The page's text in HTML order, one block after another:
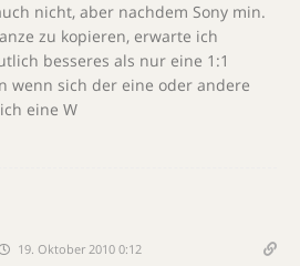
nicht, aber nachdem Sony min.
zu kopieren, erwarte ich
besseres als nur eine 1:1
wenn sich der eine oder andere
eine W
19. Oktober 2010 0:12